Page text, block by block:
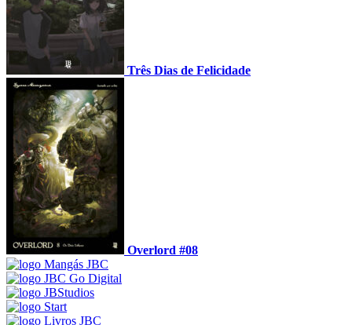
Três Dias de Felicidade
Overlord #08